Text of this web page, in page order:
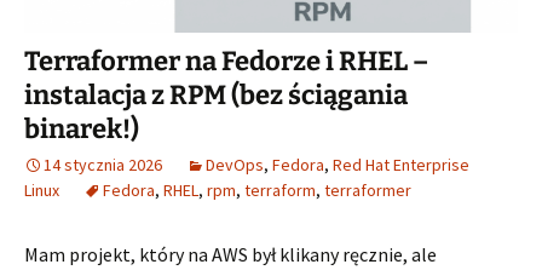
Terraformer na Fedorze i RHEL –
instalacja z RPM (bez ściągania
binarek!)
14 stycznia 2026 DevOps, Fedora, Red Hat Enterprise
Linux
Fedora, RHEL, rpm, terraform, terraformer
Mam projekt, który na AWS był klikany ręcznie, ale